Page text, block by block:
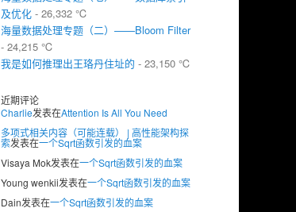
及优化 - 26,332 ℃
海量数据处理专题（二）——Bloom Filter
- 24,215 ℃
我是如何推理出王珞丹住址的 - 23,150 ℃
近期评论
Charlie发表在Attention Is All You Need
多项式相关内容（可能连载） | 高性能架构探
索发表在一个Sqrt函数引发的血案
Visaya Mok发表在一个Sqrt函数引发的血案
Young wenkii发表在一个Sqrt函数引发的血案
Dain发表在一个Sqrt函数引发的血案